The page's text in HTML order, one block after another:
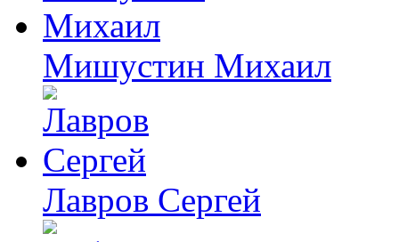
Мишустин Михаил
Лавров Сергей